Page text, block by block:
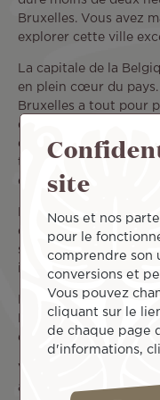
Bruxelles. Vous avez
explorer cette ville
La capitale de la
en plein cœur du
Bruxelles a tout pour
de ses bâtiments et
donnent tout son
thématiques très
de trouver son
Festive et animée, la
des noctambules qui
servant les fameuses
immatériel de
Bien entendu, la bière
Les gourmands se
et du plat
Vous pouvez
au départ de Bruxelles
site
Nous et nos
pour le
comprendre son
conversions et
Vous pouvez
cliquant sur le
de chaque page
d'informations,